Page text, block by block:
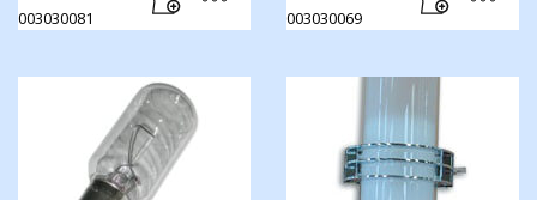
003030081 003030069